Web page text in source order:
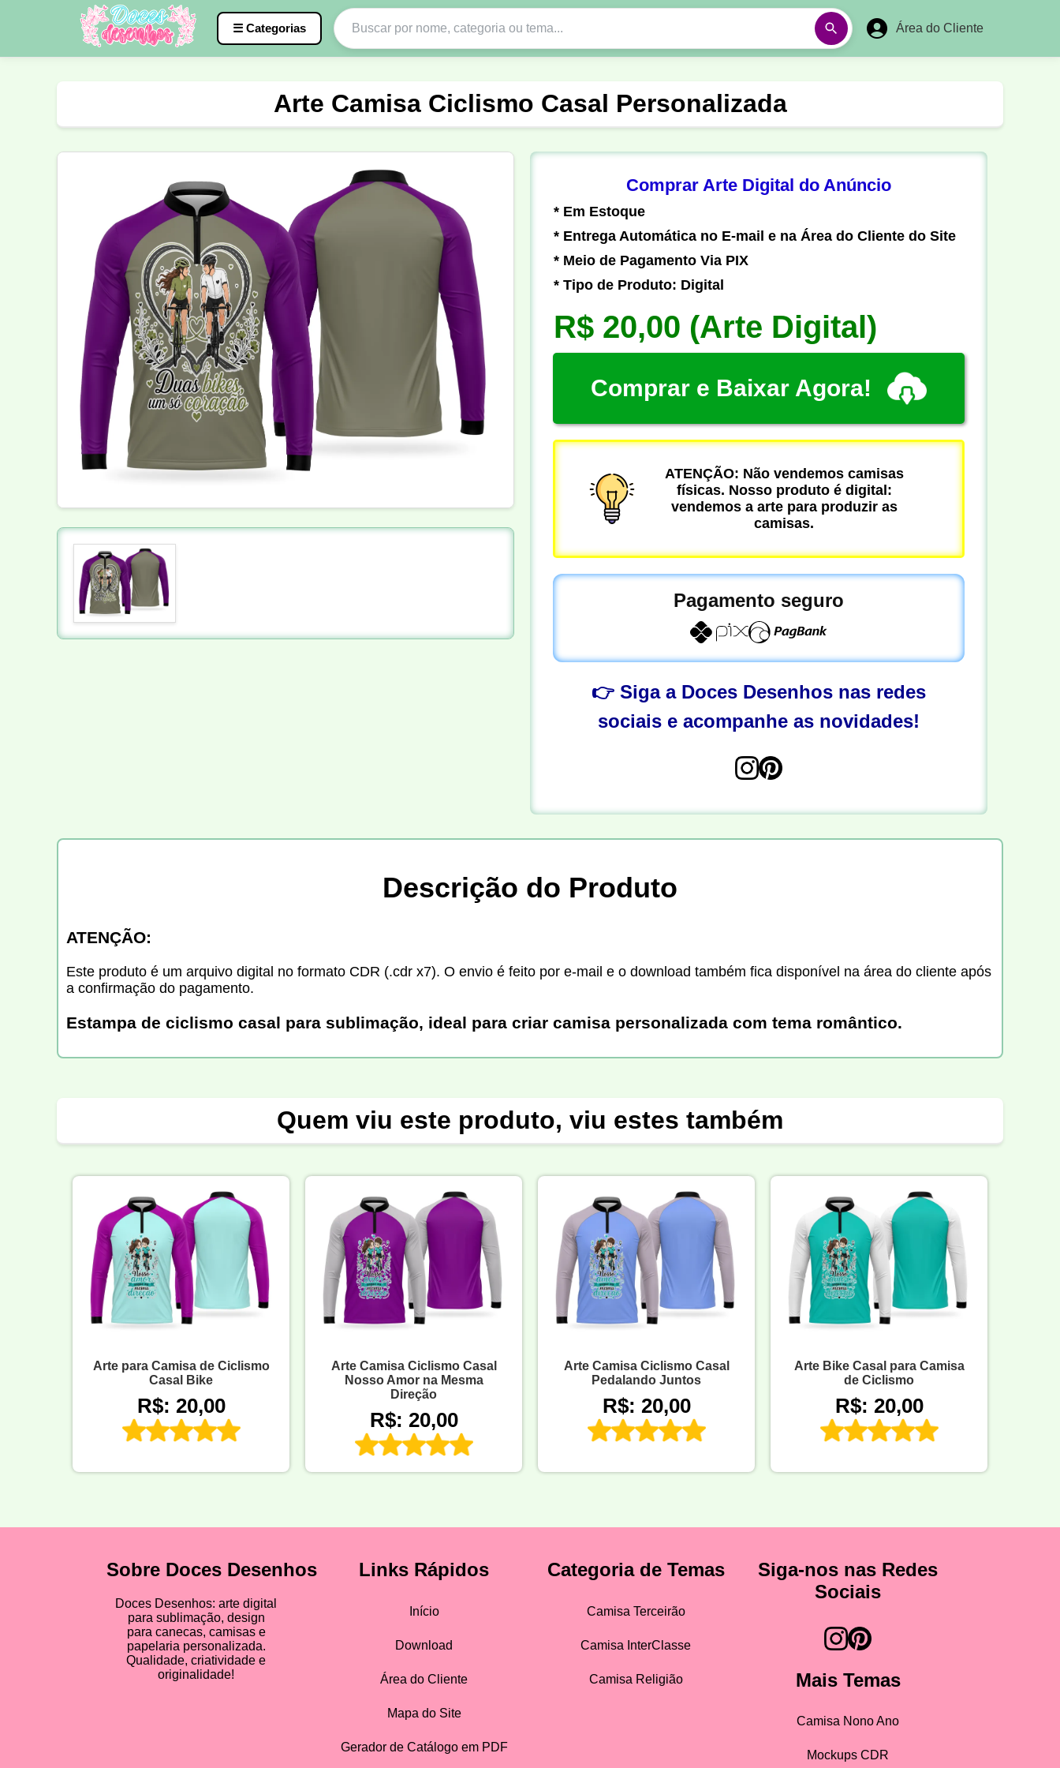
☰ Categorias Área do Cliente
Natal Agro Católica Vôlei Futebol Amador Pesca
Motocross Ciclismo Nail Designer Pedagogia Biologia Geografia História Matemática
Língua Portuguesa
Arte Camisa Ciclismo Casal Personalizada
Comprar Arte Digital do Anúncio
* Em Estoque
* Entrega Automática no E-mail e na Área do Cliente do Site
* Meio de Pagamento Via PIX
* Tipo de Produto: Digital
R$ 20,00 (Arte Digital)
Comprar e Baixar Agora!
ATENÇÃO: Não vendemos camisas
físicas. Nosso produto é digital:
vendemos a arte para produzir as
camisas.
Pagamento seguro
👉 Siga a Doces Desenhos nas redes
sociais e acompanhe as novidades!
Descrição do Produto
ATENÇÃO:
Este produto é um arquivo digital no formato CDR (.cdr x7). O envio é feito por e-mail e o download também fica disponível na área do cliente após
a confirmação do pagamento.
Estampa de ciclismo casal para sublimação, ideal para criar camisa personalizada com tema romântico.
Quem viu este produto, viu estes também
Arte para Camisa de Ciclismo
Casal Bike
R$: 20,00
Arte Camisa Ciclismo Casal
Nosso Amor na Mesma
Direção
R$: 20,00
Arte Camisa Ciclismo Casal
Pedalando Juntos
R$: 20,00
Arte Bike Casal para Camisa
de Ciclismo
R$: 20,00
Sobre Doces Desenhos
Doces Desenhos: arte digital
para sublimação, design
para canecas, camisas e
papelaria personalizada.
Qualidade, criatividade e
originalidade!
Links Rápidos
Início
Download
Área do Cliente
Mapa do Site
Gerador de Catálogo em PDF
Categoria de Temas
Camisa Terceirão
Camisa InterClasse
Camisa Religião
Siga-nos nas Redes
Sociais
Mais Temas
Camisa Nono Ano
Mockups CDR